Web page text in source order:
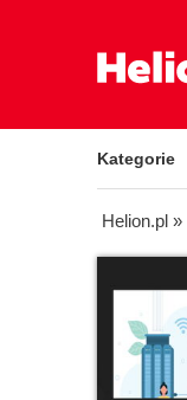
Kategorie
Helion.pl »